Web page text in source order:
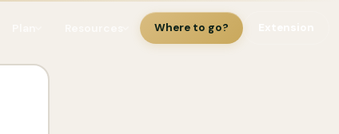
Where to go?